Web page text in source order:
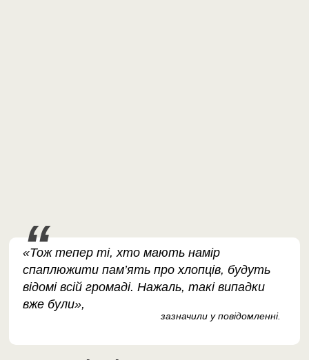
«Тож тепер ті, хто мають намір
спаплюжити пам’ять про хлопців, будуть
відомі всій громаді. Нажаль, такі випадки
вже були»,
зазначили у повідомленні.